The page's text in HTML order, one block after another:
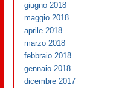
giugno 2018
maggio 2018
aprile 2018
marzo 2018
febbraio 2018
gennaio 2018
dicembre 2017